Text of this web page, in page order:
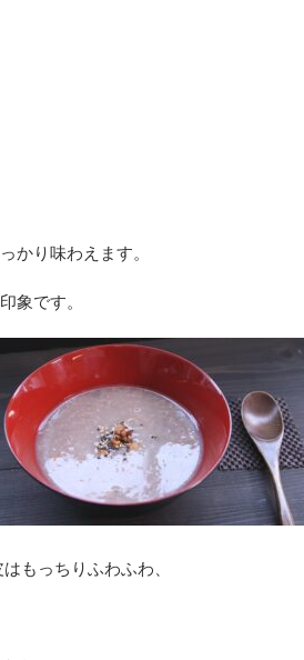
かり味わえます。
象です。
もっちりふわふわ、